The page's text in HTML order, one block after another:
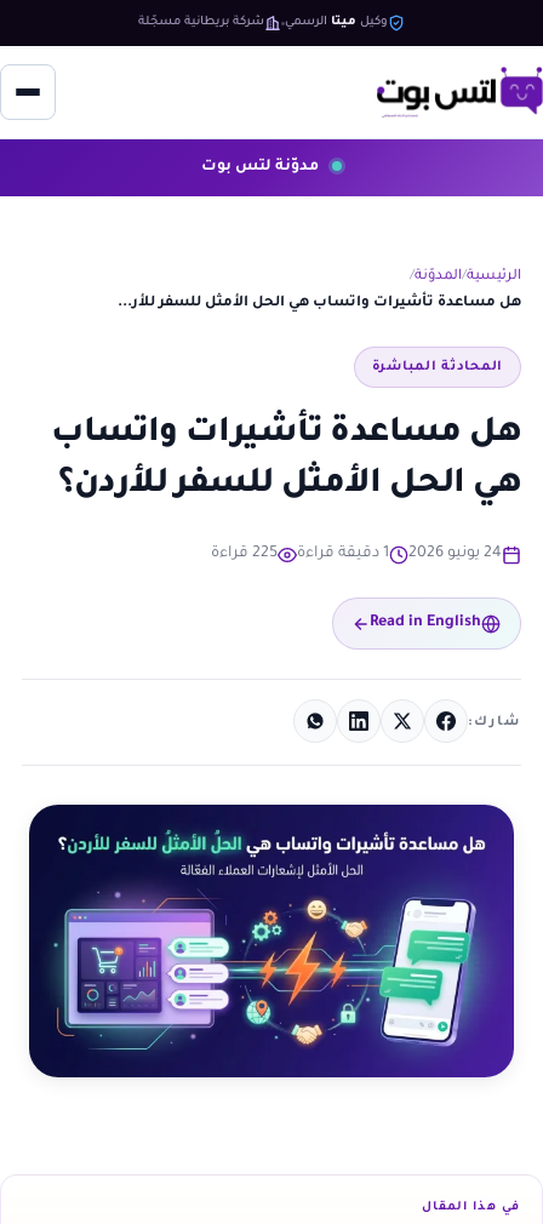
وكيل ميتا الرسمي شركة بريطانية مسجّلة
مدوّنة لتس بوت
الرئيسية المدوّنة
هل مساعدة تأشيرات واتساب هي الحل الأمثل للسفر للأر...
المحادثة المباشرة
هل مساعدة تأشيرات واتساب
هي الحل الأمثل للسفر للأردن؟
24 يونيو 2026 1 دقيقة قراءة 225 قراءة
Read in English
شارك:
في هذا المقال